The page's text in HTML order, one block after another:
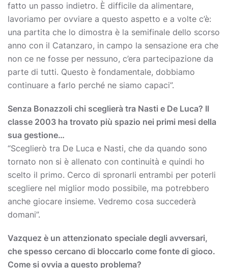
fatto un passo indietro. È difficile da alimentare,
lavoriamo per ovviare a questo aspetto e a volte c’è:
una partita che lo dimostra è la semifinale dello scorso
anno con il Catanzaro, in campo la sensazione era che
non ce ne fosse per nessuno, c’era partecipazione da
parte di tutti. Questo è fondamentale, dobbiamo
continuare a farlo perché ne siamo capaci”.
Senza Bonazzoli chi sceglierà tra Nasti e De Luca? Il
classe 2003 ha trovato più spazio nei primi mesi della
sua gestione…
“Sceglierò tra De Luca e Nasti, che da quando sono
tornato non si è allenato con continuità e quindi ho
scelto il primo. Cerco di spronarli entrambi per poterli
scegliere nel miglior modo possibile, ma potrebbero
anche giocare insieme. Vedremo cosa succederà
domani”.
Vazquez è un attenzionato speciale degli avversari,
che spesso cercano di bloccarlo come fonte di gioco.
Come si ovvia a questo problema?